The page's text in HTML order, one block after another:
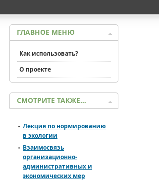
ГЛАВНОЕ МЕНЮ
Как использовать?
О проекте
СМОТРИТЕ ТАКЖЕ…
Лекция по нормированию
в экологии
Взаимосвязь
организационно-
административных и
экономических мер